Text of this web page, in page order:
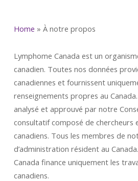
Home » À notre propos
Lymphome Canada est un
canadien. Toutes nos données
canadiennes et fournissent
renseignements propres au
analysé et approuvé par notre
consultatif composé de chercheurs
canadiens. Tous les membres de
d’administration résident au
Canada finance uniquement les
canadiens.